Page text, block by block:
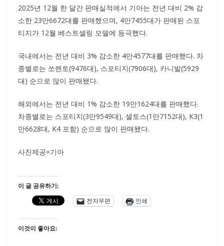
2025년 12월 한 달간 판매실적에서 기아는 전년 대비 2% 감
소한 23만6672대를 판매했으며, 4만7455대가 판매된 스포
티지가 12월 베스트셀링 모델에 등극했다.
국내에서는 전년 대비 3% 감소한 4만4577대를 판매했다. 차
종별로는 쏘렌토(9476대), 스포티지(7906대), 카니발(5929
대) 순으로 많이 판매됐다.
해외에서는 전년 대비 1% 감소한 19만1624대를 판매했다.
차종별로는 스포티지(3만9549대), 셀토스(1만7152대), K3(1
만6628대, K4 포함) 순으로 많이 판매됐다.
사진제공=기아
이 글 공유하기:
전자우편
인쇄
이것이 좋아요: